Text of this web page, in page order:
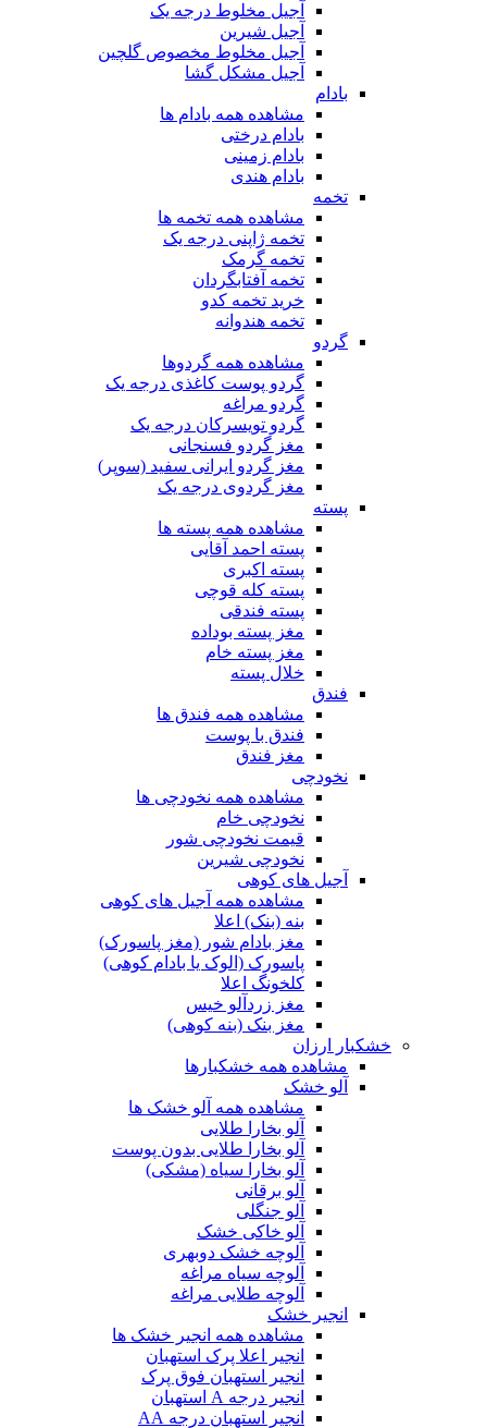
آجیل مخلوط درجه یک
آجیل شیرین
آجیل مخلوط مخصوص گلچین
آجیل مشکل گشا
بادام
مشاهده همه بادام ها
بادام درختی
بادام زمینی
بادام هندی
تخمه
مشاهده همه تخمه ها
تخمه ژاپنی درجه یک
تخمه گرمک
تخمه آفتابگردان
خرید تخمه کدو
تخمه هندوانه
گردو
مشاهده همه گردوها
گردو پوست کاغذی درجه یک
گردو مراغه
گردو تویسرکان درجه یک
مغز گردو فسنجانی
مغز گردو ایرانی سفید (سوپر)
مغز گردوی درجه یک
پسته
مشاهده همه پسته ها
پسته احمد آقایی
پسته اکبری
پسته کله قوچی
پسته فندقی
مغز پسته بوداده
مغز پسته خام
خلال پسته
فندق
مشاهده همه فندق ها
فندق با پوست
مغز فندق
نخودچی
مشاهده همه نخودچی ها
نخودچی خام
قیمت نخودچی شور
نخودچی شیرین
آجیل های کوهی
مشاهده همه آجیل های کوهی
بنه (بنک) اعلا
مغز بادام شور (مغز پاسورک)
پاسورک (الوک یا بادام کوهی)
کلخونگ اعلا
مغز زردآلو خیس
مغز بنک (بنه کوهی)
خشکبار ارزان
مشاهده همه خشکبارها
آلو خشک
مشاهده همه آلو خشک ها
آلو بخارا طلایی
آلو بخارا طلایی بدون پوست
آلو بخارا سیاه (مشکی)
آلو برقانی
آلو جنگلی
آلو خاکی خشک
آلوچه خشک دوبهری
آلوچه سیاه مراغه
آلوچه طلایی مراغه
انجیر خشک
مشاهده همه انجیر خشک ها
انجیر اعلا پرک استهبان
انجیر استهبان فوق پرک
انجیر درجه A استهبان
انجیر استهبان درجه AA